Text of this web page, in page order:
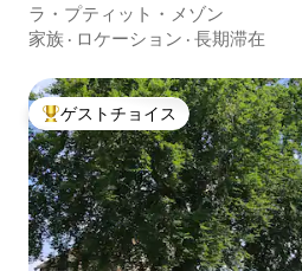
ラ・プティット・メゾン
家族 · ロケーション · 長期滞在
大好評のゲストチョイスです。
ゲストチョイス